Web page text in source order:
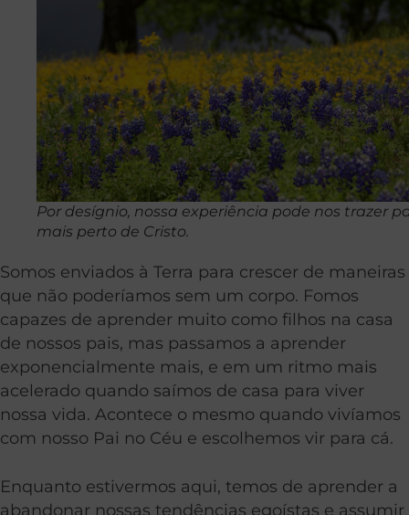
Por desígnio, nossa experiência pode nos trazer
mais perto de Cristo.
Somos enviados à Terra para crescer de maneiras
que não poderíamos sem um corpo. Fomos
capazes de aprender muito como filhos na casa
de nossos pais, mas passamos a aprender
exponencialmente mais, e em um ritmo mais
acelerado quando saímos de casa para viver
nossa vida. Acontece o mesmo quando vivíamos
com nosso Pai no Céu e escolhemos vir para cá.
Enquanto estivermos aqui, temos de aprender a
abandonar nossas tendências egoístas e assumir